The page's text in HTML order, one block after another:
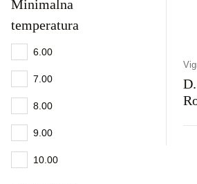
Minimalna
temperatura
6.00
7.00
8.00
9.00
10.00